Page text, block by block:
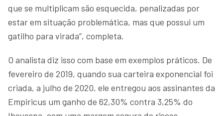
que se multiplicam são esquecida, penalizadas por
estar em situação problemática, mas que possui um
gatilho para virada”, completa.
O analista diz isso com base em exemplos práticos. De
fevereiro de 2019, quando sua carteira exponencial foi
criada, a julho de 2020, ele entregou aos assinantes da
Empiricus um ganho de 62,30% contra 3,25% do